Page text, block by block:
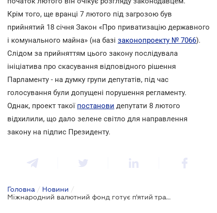
Крім того, ще вранці 7 лютого під загрозою був
прийнятий 18 січня Закон «Про приватизацію державного
і комунального майна» (на базі законопроекту № 7066).
Слідом за прийняттям цього закону послідувала
ініціатива про скасування відповідного рішення
Парламенту - на думку групи депутатів, під час
голосування були допущені порушення регламенту.
Однак, проект такої постанови депутати 8 лютого
відхилили, що дало зелене світло для направлення
закону на підпис Президенту.
Головна / Новини /
Міжнародний валютний фонд готує п'ятий транш для України